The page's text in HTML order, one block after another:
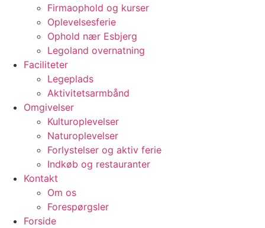
Firmaophold og kurser
Oplevelsesferie
Ophold nær Esbjerg
Legoland overnatning
Faciliteter
Legeplads
Aktivitetsarmbånd
Omgivelser
Kulturoplevelser
Naturoplevelser
Forlystelser og aktiv ferie
Indkøb og restauranter
Kontakt
Om os
Forespørgsler
Forside